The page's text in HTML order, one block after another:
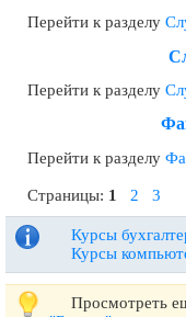
Перейти к разделу
Перейти к разделу
Перейти к разделу
Страницы: 1 2 3
Курсы
Курсы
Просмотреть